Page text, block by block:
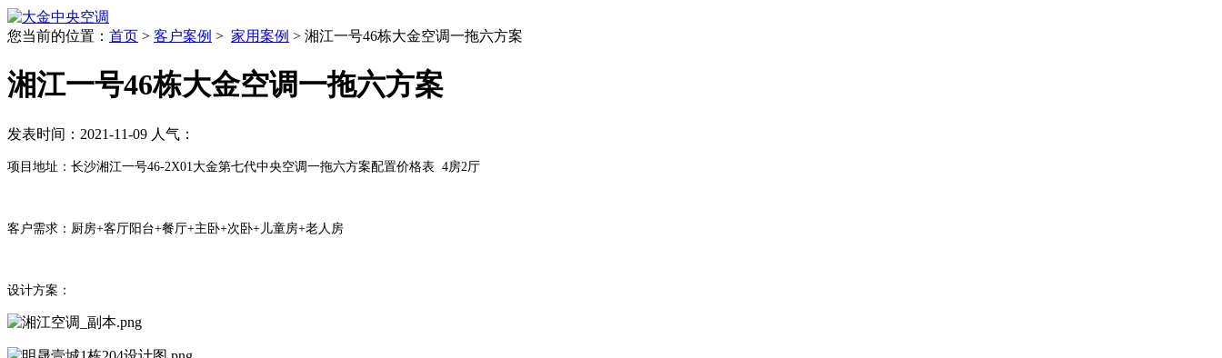
您当前的位置： 首页 > 客户案例 > 家用案例 > 湘江一号46栋大金空调一拖六方案
湘江一号46栋大金空调一拖六方案
发表时间： 2021-11-09 人气：
项目地址：长沙湘江一号46-2X01大金第七代中央空调一拖六方案配置价格表 4房2厅
客户需求：厨房+客厅阳台+餐厅+主卧+次卧+儿童房+老人房
设计方案：